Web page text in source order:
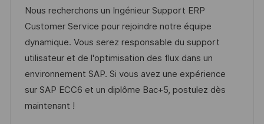
c
i
ó
n
c
a
c
i
ó
n
c
h
a
d
e
p
u
d
e
e
m
p
l
t
e
g
o
r
í
Nous recherchons un Ingénieur Support ERP
Customer Service pour rejoindre notre équipe
dynamique. Vous serez responsable du support
utilisateur et de l'optimisation des flux dans un
environnement SAP. Si vous avez une expérience
sur SAP ECC6 et un diplôme Bac+5, postulez dès
maintenant !